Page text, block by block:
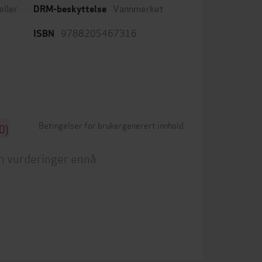
DRM-beskyttelse Vannmerket
ISBN 9788205467316
Betingelser for brukergenerert innhold
vurderinger ennå